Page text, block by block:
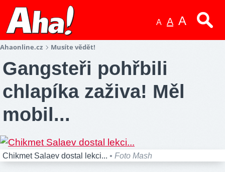
A A A
Ahaonline.cz Musíte vědět!
Gangsteři pohřbili
chlapíka zaživa! Měl
mobil...
Chikmet Salaev dostal lekci... • Foto Mash